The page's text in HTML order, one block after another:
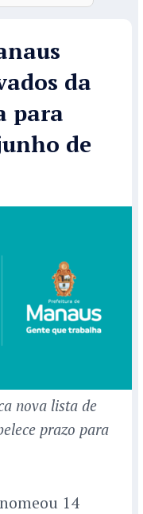
da
para
de
nova lista de
prazo para
14